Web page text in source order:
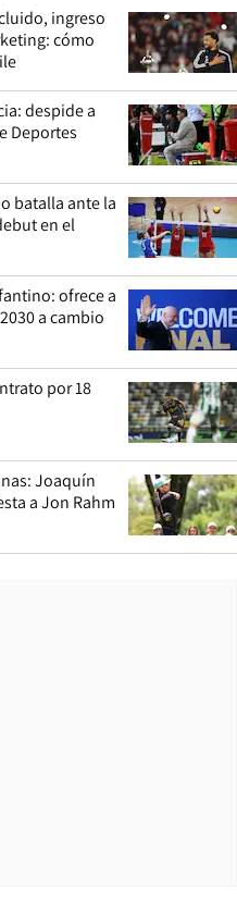
ingreso
cómo
despide a
Deportes
batalla ante la
en el
ofrece a
a cambio
por 18
Joaquín
a Jon Rahm